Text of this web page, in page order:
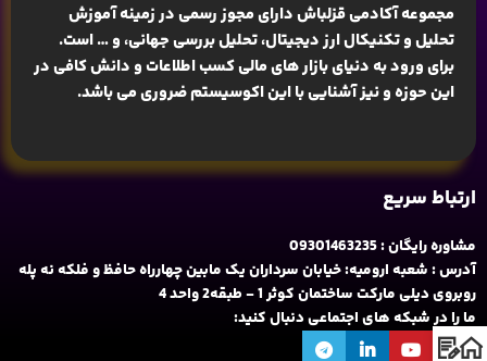
مجموعه آکادمی قزلباش دارای مجوز رسمی در زمینهآموزش
تحلیل و تکنیکال ارز دیجیتال، تحلیل بررسی جهانی، و … است.
برای ورود به دنیای بازار های مالی کسب اطلاعات و دانش کافی در
این حوزه و نیز آشنایی با این اکوسیستم ضروری می باشد.
ارتباط سریع
مشاوره رایگان : 09301463235
آدرس : شعبه ارومیه: خیابان سرداران یک مابین چهارراه حافظ و فلکه نه پله
روبروی دیلی مارکت ساختمان کوثر 1 - طبقه2 واحد 4
ما را در شبکه های اجتماعی دنبال کنید: